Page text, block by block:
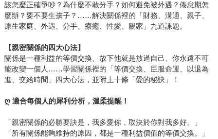
該怎麼正確爭吵？為什麼不敢分手？如何避免被外遇？倦怠期怎
麼辦？要不要生孩子？……解決關係裡的「財務、溝通、親子、
原生家庭、外遇、分手、療癒、性愛、親家」九道課題。
【親密關係的四大心法】
關係是一種利益的等價交換、放下他就是放過自己、你永遠不可
能改變一個人……學習關係裡的「等價交換、臣服命運、以退為
進、交給時間」四大心法，並附上十條「愛的秘訣」！
ღ 適合每個人的犀利分析，溫柔提醒！
「親密關係的必勝要訣是，我多愛你，取決於你對我多好。」
「所有關係能夠維持的原因，都是一種利益價值的等價交換。」